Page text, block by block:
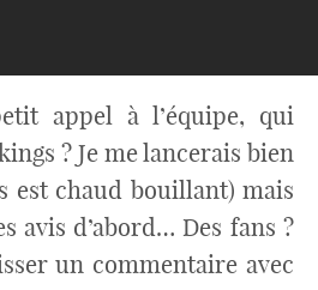
appel à l’équipe, qui
? Je me lancerais bien
est chaud bouillant) mais
avis d’abord… Des fans ?
un commentaire avec